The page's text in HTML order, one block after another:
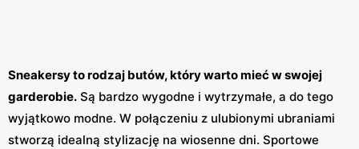
Sneakersy to rodzaj butów, który warto mieć w swojej
garderobie. Są bardzo wygodne i wytrzymałe, a do tego
wyjątkowo modne. W połączeniu z ulubionymi ubraniami
stworzą idealną stylizację na wiosenne dni. Sportowe